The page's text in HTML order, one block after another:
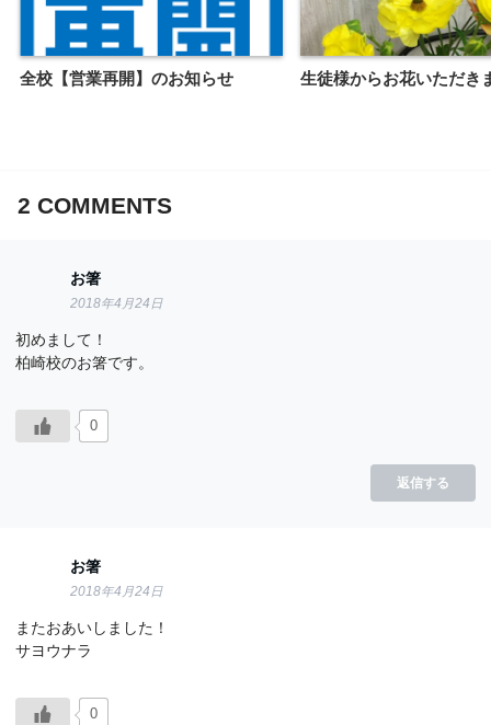
全校【営業再開】のお知らせ 生徒様からお花いただき
2 COMMENTS
お箸
2018年4月24日
初めまして！
柏崎校のお箸です。
0
返信する
お箸
2018年4月24日
またおあいしました！
サヨウナラ
0